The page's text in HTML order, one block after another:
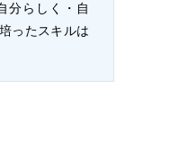
分らしく・自
ったスキルは